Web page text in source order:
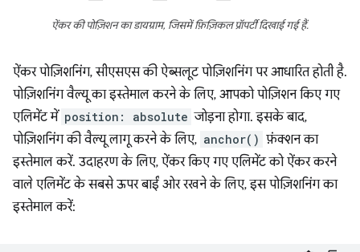
ऐंकर की पोज़िशन का डायग्राम, जिसमें फ़िज़िकल प्रॉपर्टी दिखाई गई हैं.
ऐंकर पोज़िशनिंग, सीएसएस की ऐब्सलूट पोज़िशनिंग पर आधारित होती है.
पोज़िशनिंग वैल्यू का इस्तेमाल करने के लिए, आपको पोज़िशन किए गए
एलिमेंट में position: absolute जोड़ना होगा. इसके बाद,
पोज़िशनिंग की वैल्यू लागू करने के लिए, anchor() फ़ंक्शन का
इस्तेमाल करें. उदाहरण के लिए, ऐंकर किए गए एलिमेंट को ऐंकर करने
वाले एलिमेंट के सबसे ऊपर बाईं ओर रखने के लिए, इस पोज़िशनिंग का
इस्तेमाल करें: